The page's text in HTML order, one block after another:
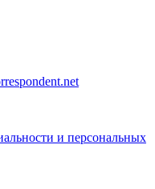
и персональных